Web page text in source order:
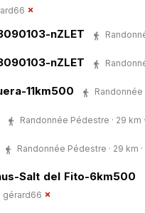
nZLET
nZLET
11km500 Randonnée
Randonnée Pédestre · 29 km
Randonnée Pédestre · 29 km ·
Salt del Fito-6km500
gérard66